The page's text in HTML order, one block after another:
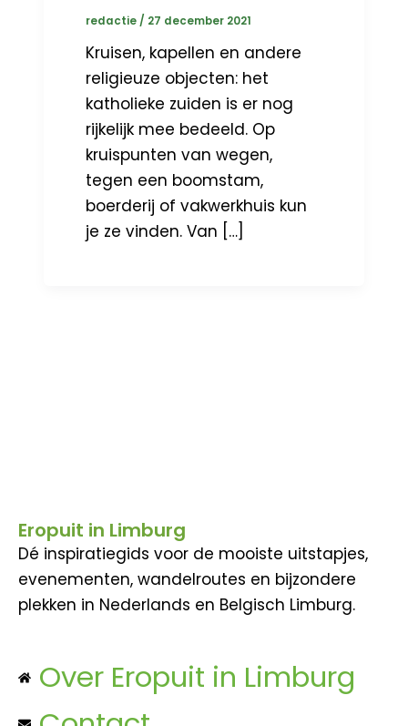
redactie / 27 december 2021
Kruisen, kapellen en andere
religieuze objecten: het
katholieke zuiden is er nog
rijkelijk mee bedeeld. Op
kruispunten van wegen,
tegen een boomstam,
boerderij of vakwerkhuis kun
je ze vinden. Van […]
Eropuit in Limburg
Dé inspiratiegids voor de mooiste uitstapjes,
evenementen, wandelroutes en bijzondere
plekken in Nederlands en Belgisch Limburg.
Over Eropuit in Limburg